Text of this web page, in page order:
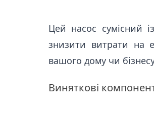
Цей насос сумісний
знизити витрати на
вашого дому чи
Виняткові